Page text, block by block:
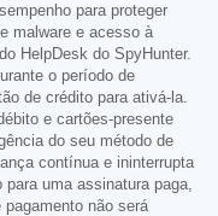
para proteger
malware e acesso à
HelpDesk do SpyHunter.
o período de
de crédito para ativá-la.
e cartões-presente
do seu método de
contínua e ininterrupta
uma assinatura paga,
não será